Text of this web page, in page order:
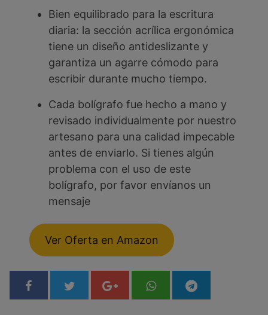
Bien equilibrado para la escritura
diaria: la sección acrílica ergonómica
tiene un diseño antideslizante y
garantiza un agarre cómodo para
escribir durante mucho tiempo.
Cada bolígrafo fue hecho a mano y
revisado individualmente por nuestro
artesano para una calidad impecable
antes de enviarlo. Si tienes algún
problema con el uso de este
bolígrafo, por favor envíanos un
mensaje
Ver Oferta en Amazon